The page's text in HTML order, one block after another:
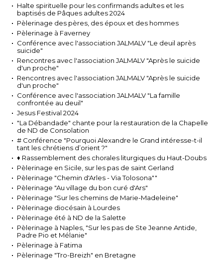
Halte spirituelle pour les confirmands adultes et les
baptisés de Pâques adultes 2024
Pèlerinage des pères, des époux et des hommes
Pèlerinage à Faverney
Conférence avec l'association JALMALV "Le deuil après
suicide"
Rencontres avec l'association JALMALV "Après le suicide
d'un proche"
Rencontres avec l'association JALMALV "Après le suicide
d'un proche"
Conférence avec l'association JALMALV "La famille
confrontée au deuil"
Jesus Festival 2024
"La Débandade" chante pour la restauration de la Chapelle
de ND de Consolation
# Conférence "Pourquoi Alexandre le Grand intéresse-t-il
tant les chrétiens d’orient ?"
♦ Rassemblement des chorales liturgiques du Haut-Doubs
Pèlerinage en Sicile, sur les pas de saint Gerland
Pèlerinage "Chemin d'Arles - Via Tolosona""
Pèlerinage "Au village du bon curé d'Ars"
Pèlerinage "Sur les chemins de Marie-Madeleine"
Pèlerinage diocésain à Lourdes
Pèlerinage été à ND de la Salette
Pèlerinage à Naples, "Sur les pas de Ste Jeanne Antide,
Padre Pio et Mélanie"
Pèlerinage à Fatima
Pèlerinage "Tro-Breizh" en Bretagne